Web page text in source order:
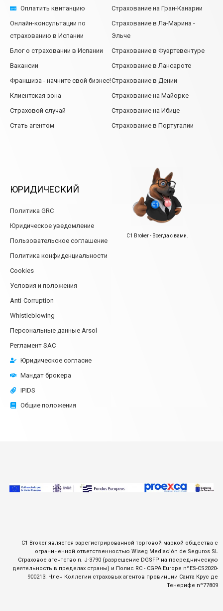
Оплатить квитанцию
Онлайн-консультации по
страхованию в Испании
Блог о страховании в Испании
Вакансии
Франшиза - начните свой бизнес!
Клиентская зона
Страховой случай
Стать агентом
ЮРИДИЧЕСКИЙ
Политика GRC
Юридическое уведомление
Пользовательское соглашение
Политика конфиденциальности
Cookies
Условия и положения
Anti-Corruption
Whistleblowing
Персональные данные Arsol
Регламент SAC
Юридическое согласие
Мандат брокера
IPIDS
Общие положения
Страхование на Гран-Канарии
Страхование в Ла-Марина -
Эльче
Страхование в Фуэртевентуре
Страхование в Лансароте
Страхование в Дении
Страхование на Майорке
Страхование на Ибице
Страхование в Португалии
C1 Broker - Всегда с вами.
C1 Broker является зарегистрированной торговой маркой общества с
ограниченной ответственностью Wiseg Mediación de Seguros SL
Страховое агентство n. J-3790 (разрешение DGSFP на посредническую
деятельность в пределах страны) и Полис RC - CGPA Europe nºES-CS2020-
900213. Член Коллегии страховых агентов провинции Санта Крус де
Тенерифе nº77809